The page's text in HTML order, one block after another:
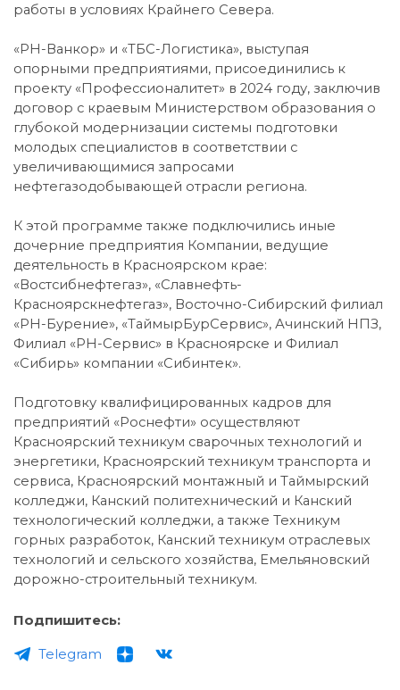
работы в условиях Крайнего Севера.
«РН-Ванкор» и «ТБС-Логистика», выступая
опорными предприятиями, присоединились к
проекту «Профессионалитет» в 2024 году, заключив
договор с краевым Министерством образования о
глубокой модернизации системы подготовки
молодых специалистов в соответствии с
увеличивающимися запросами
нефтегазодобывающей отрасли региона.
К этой программе также подключились иные
дочерние предприятия Компании, ведущие
деятельность в Красноярском крае:
«Востсибнефтегаз», «Славнефть-
Красноярскнефтегаз», Восточно-Сибирский филиал
«РН-Бурение», «ТаймырБурСервис», Ачинский НПЗ,
Филиал «РН-Сервис» в Красноярске и Филиал
«Сибирь» компании «Сибинтек».
Подготовку квалифицированных кадров для
предприятий «Роснефти» осуществляют
Красноярский техникум сварочных технологий и
энергетики, Красноярский техникум транспорта и
сервиса, Красноярский монтажный и Таймырский
колледжи, Канский политехнический и Канский
технологический колледжи, а также Техникум
горных разработок, Канский техникум отраслевых
технологий и сельского хозяйства, Емельяновский
дорожно-строительный техникум.
Подпишитесь:
Telegram